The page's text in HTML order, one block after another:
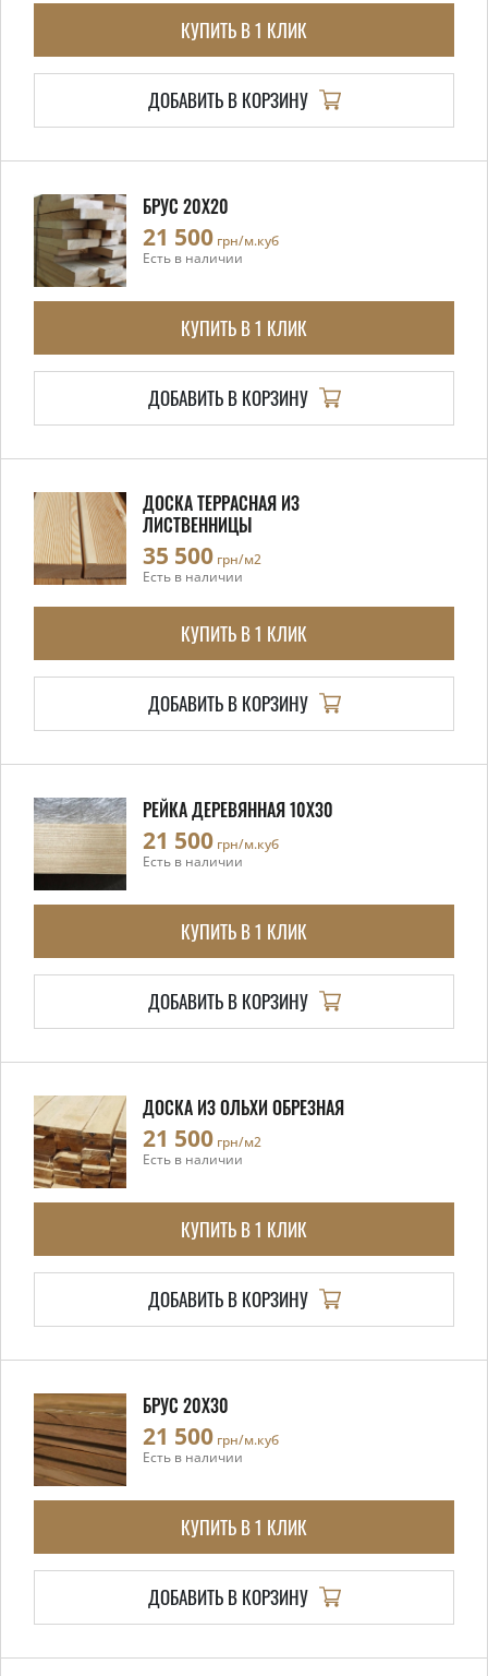
КУПИТЬ В 1 КЛИК
ДОБАВИТЬ В КОРЗИНУ
БРУС 20X20
21 500 грн/м.куб
Есть в наличии
КУПИТЬ В 1 КЛИК
ДОБАВИТЬ В КОРЗИНУ
ДОСКА ТЕРРАСНАЯ ИЗ
ЛИСТВЕННИЦЫ
35 500 грн/м2
Есть в наличии
КУПИТЬ В 1 КЛИК
ДОБАВИТЬ В КОРЗИНУ
РЕЙКА ДЕРЕВЯННАЯ 10X30
21 500 грн/м.куб
Есть в наличии
КУПИТЬ В 1 КЛИК
ДОБАВИТЬ В КОРЗИНУ
ДОСКА ИЗ ОЛЬХИ ОБРЕЗНАЯ
21 500 грн/м2
Есть в наличии
КУПИТЬ В 1 КЛИК
ДОБАВИТЬ В КОРЗИНУ
БРУС 20X30
21 500 грн/м.куб
Есть в наличии
КУПИТЬ В 1 КЛИК
ДОБАВИТЬ В КОРЗИНУ